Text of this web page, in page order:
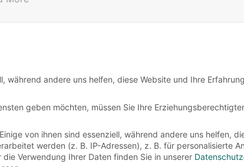
während andere uns helfen, diese Website und Ihre
geben möchten, müssen Sie Ihre
von ihnen sind essenziell, während andere uns helfen,
werden (z. B. IP-Adressen), z. B. für personalisierte
Verwendung Ihrer Daten finden Sie in unserer